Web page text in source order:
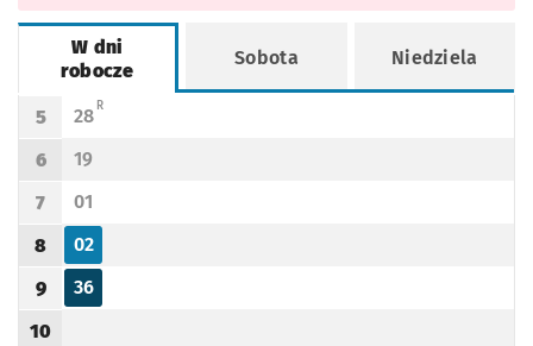
W dni
robocze
Sobota Niedziela
Rozkład jazdy -
Godzina odjazdu
5
Odjazd
28
minut po godzinie 5
RR - KURS DO ŻÓRAWINY Z POMINIĘCIEM RZEPLINA I SZUKALIC
Godzina odjazdu
6
Odjazd
19
minut po godzinie 6
Godzina odjazdu
7
Odjazd
01
minut po godzinie 7
Godzina odjazdu
8
Odjazd
02
minut po godzinie 8
Godzina odjazdu
9
Odjazd
36
minut po godzinie 9
10